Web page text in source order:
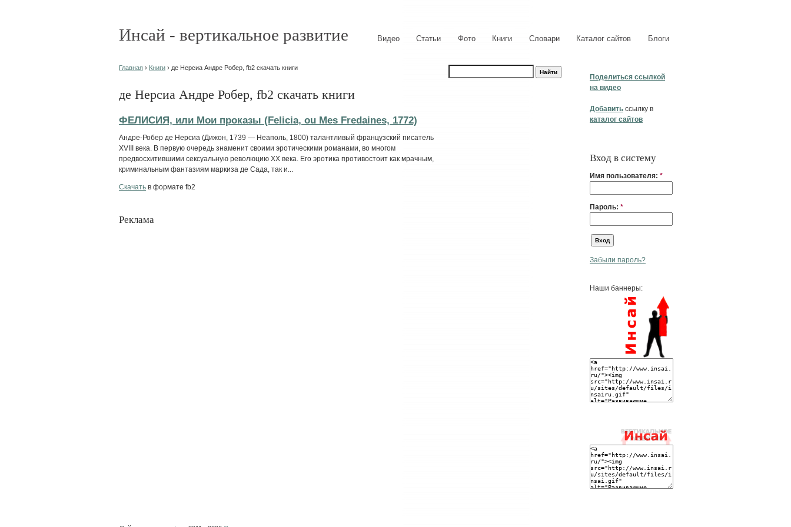
Инсай - вертикальное развитие Видео Статьи Фото Книги Словари Каталог сайтов Блоги
Поделиться ссылкой
на видео
Добавить ссылку в
каталог сайтов
Вход в систему
Имя пользователя: *
Пароль: *
Забыли пароль?
Наши баннеры:
Главная › Книги › де Нерсиа Андре Робер, fb2 скачать книги
де Нерсиа Андре Робер, fb2 скачать книги
ФЕЛИСИЯ, или Мои проказы (Felicia, ou Mes Fredaines, 1772)
Андре-Робер де Нерсиа (Дижон, 1739 — Неаполь, 1800) талантливый французский писатель
XVIII века. В первую очередь знаменит своими эротическими романами, во многом
предвосхитившими сексуальную революцию ХХ века. Его эротика противостоит как мрачным,
криминальным фантазиям маркиза де Сада, так и...
Скачать в формате fb2
Реклама